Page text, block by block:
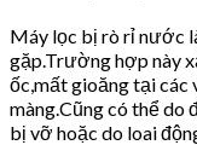
Máy lọc bị rò rỉ nước
gặp.Trường hợp này
ốc,mất gioăng tại
màng.Cũng có thể do
bị vỡ hoặc do loai